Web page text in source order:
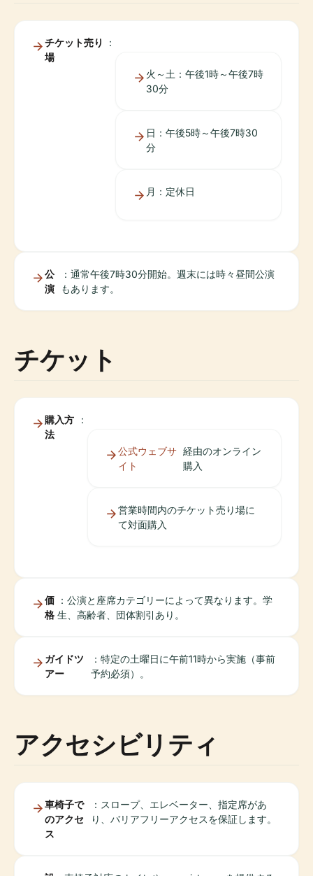
チケット売り
場
：
火～土：午後1時～午後7時
30分
日：午後5時～午後7時30
分
月：定休日
公
演
：通常午後7時30分開始。週末には時々昼間公演
もあります。
チケット
購入方
法
：
公式ウェブサ
イト
経由のオンライン
購入
営業時間内のチケット売り場に
て対面購入
価
格
：公演と座席カテゴリーによって異なります。学
生、高齢者、団体割引あり。
ガイドツ
アー
：特定の土曜日に午前11時から実施（事前
予約必須）。
アクセシビリティ
車椅子で
のアクセ
ス
：スロープ、エレベーター、指定席があ
り、バリアフリーアクセスを保証します。